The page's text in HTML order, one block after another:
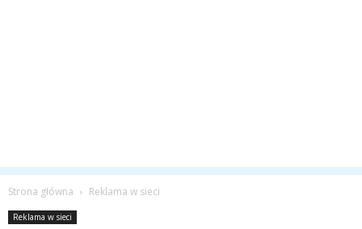
Strona główna Reklama w sieci
Reklama w sieci